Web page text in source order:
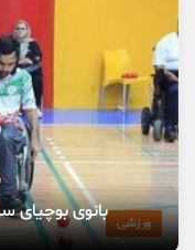
ورزشی بانوی بوچیای